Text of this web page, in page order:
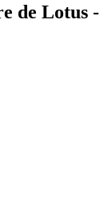
de Lotus -